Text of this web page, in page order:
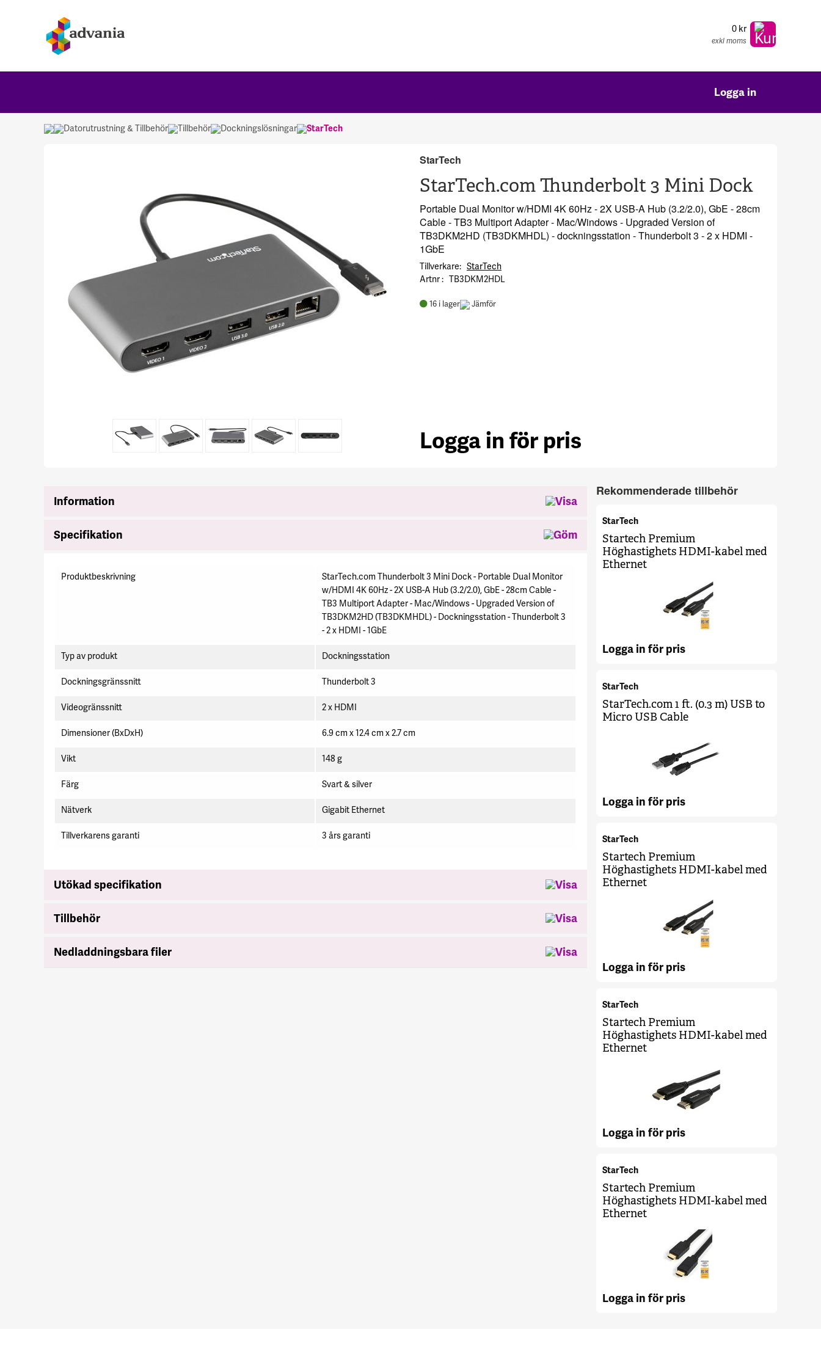
0 kr
exkl moms
Logga in
Datorutrustning & Tillbehör Tillbehör Dockningslösningar StarTech
StarTech
StarTech.com Thunderbolt 3 Mini Dock
Portable Dual Monitor w/HDMI 4K 60Hz - 2X USB-A Hub (3.2/2.0), GbE - 28cm
Cable - TB3 Multiport Adapter - Mac/Windows - Upgraded Version of
TB3DKM2HD (TB3DKMHDL) - dockningsstation - Thunderbolt 3 - 2 x HDMI -
1GbE
Tillverkare
StarTech
Artnr
TB3DKM2HDL
16 i lager Jämför
Logga in för pris
Information
Specifikation
Produktbeskrivning
StarTech.com Thunderbolt 3 Mini Dock - Portable Dual Monitor
w/HDMI 4K 60Hz - 2X USB-A Hub (3.2/2.0), GbE - 28cm Cable -
TB3 Multiport Adapter - Mac/Windows - Upgraded Version of
TB3DKM2HD (TB3DKMHDL) - Dockningsstation - Thunderbolt 3
- 2 x HDMI - 1GbE
Typ av produkt Dockningsstation
Dockningsgränssnitt Thunderbolt 3
Videogränssnitt 2 x HDMI
Dimensioner (BxDxH) 6.9 cm x 12.4 cm x 2.7 cm
Vikt 148 g
Färg Svart & silver
Nätverk Gigabit Ethernet
Tillverkarens garanti 3 års garanti
Utökad specifikation
Tillbehör
Nedladdningsbara filer
Rekommenderade tillbehör
StarTech
Startech Premium
Höghastighets HDMI-kabel med
Ethernet
Logga in för pris
StarTech
StarTech.com 1 ft. (0.3 m) USB to
Micro USB Cable
Logga in för pris
StarTech
Startech Premium
Höghastighets HDMI-kabel med
Ethernet
Logga in för pris
StarTech
Startech Premium
Höghastighets HDMI-kabel med
Ethernet
Logga in för pris
StarTech
Startech Premium
Höghastighets HDMI-kabel med
Ethernet
Logga in för pris